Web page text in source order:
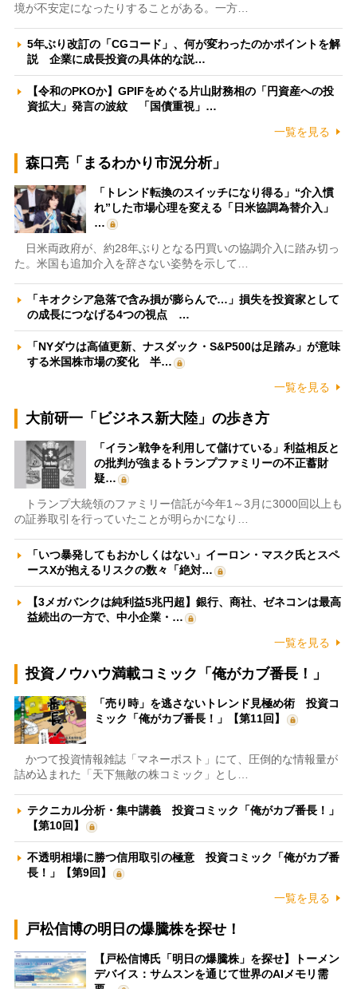
境が不安定になったりすることがある。一方…
5年ぶり改訂の「CGコード」、何が変わったのかポイントを解
説 企業に成長投資の具体的な説…
【令和のPKOか】GPIFをめぐる片山財務相の「円資産への投
資拡大」発言の波紋 「国債重視」…
一覧を見る
森口亮「まるわかり市況分析」
「トレンド転換のスイッチになり得る」“介入慣
れ”した市場心理を変える「日米協調為替介入」
…
日米両政府が、約28年ぶりとなる円買いの協調介入に踏み切っ
た。米国も追加介入を辞さない姿勢を示して…
「キオクシア急落で含み損が膨らんで…」損失を投資家として
の成長につなげる4つの視点 …
「NYダウは高値更新、ナスダック・S&P500は足踏み」が意味
する米国株市場の変化 半…
一覧を見る
大前研一「ビジネス新大陸」の歩き方
「イラン戦争を利用して儲けている」利益相反と
の批判が強まるトランプファミリーの不正蓄財
疑…
トランプ大統領のファミリー信託が今年1～3月に3000回以上も
の証券取引を行っていたことが明らかになり…
「いつ暴発してもおかしくはない」イーロン・マスク氏とスペ
ースXが抱えるリスクの数々「絶対…
【3メガバンクは純利益5兆円超】銀行、商社、ゼネコンは最高
益続出の一方で、中小企業・…
一覧を見る
投資ノウハウ満載コミック「俺がカブ番長！」
「売り時」を逃さないトレンド見極め術 投資コ
ミック「俺がカブ番長！」【第11回】
かつて投資情報雑誌「マネーポスト」にて、圧倒的な情報量が
詰め込まれた「天下無敵の株コミック」とし…
テクニカル分析・集中講義 投資コミック「俺がカブ番長！」
【第10回】
不透明相場に勝つ信用取引の極意 投資コミック「俺がカブ番
長！」【第9回】
一覧を見る
戸松信博の明日の爆騰株を探せ！
【戸松信博氏「明日の爆騰株」を探せ】トーメン
デバイス：サムスンを通じて世界のAIメモリ需